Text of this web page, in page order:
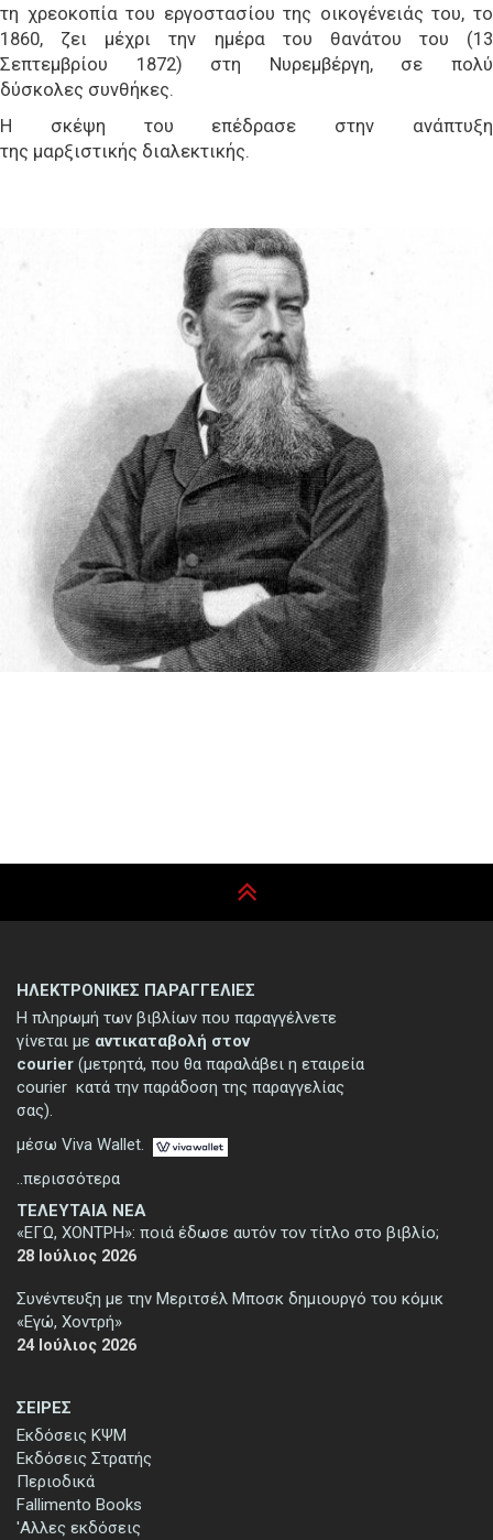
τη χρεοκοπία του εργοστασίου της οικογένειάς του, το
1860, ζει μέχρι την ημέρα του θανάτου του (13
Σεπτεμβρίου 1872) στη Νυρεμβέργη, σε πολύ
δύσκολες συνθήκες.
Η σκέψη του επέδρασε στην ανάπτυξη
της μαρξιστικής διαλεκτικής.
ΣΕΙΡΕΣ
Εκδόσεις ΚΨΜ
Εκδόσεις Στρατής
Περιοδικά
Fallimento Books
'Αλλες εκδόσεις
ΤΕΛΕΥΤΑΙΑ ΝΕΑ
«ΕΓΩ, ΧΟΝΤΡΗ»: ποιά έδωσε αυτόν τον τίτλο στο βιβλίο;
28 Ιούλιος 2026
Συνέντευξη με την Μεριτσέλ Μποσκ δημιουργό του κόμικ
«Εγώ, Χοντρή»
24 Ιούλιος 2026
ΗΛΕΚΤΡΟΝΙΚΕΣ ΠΑΡΑΓΓΕΛΙΕΣ
Η πληρωμή των βιβλίων που παραγγέλνετε
γίνεται με αντικαταβολή στον
courier (μετρητά, που θα παραλάβει η εταιρεία
courier κατά την παράδοση της παραγγελίας
σας).
μέσω Viva Wallet.
..περισσότερα